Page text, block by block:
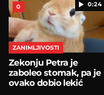
0:24
0
ZANIMLJIVOSTI
Zekonju Petra je
zaboleo stomak, pa je
ovako dobio lekić